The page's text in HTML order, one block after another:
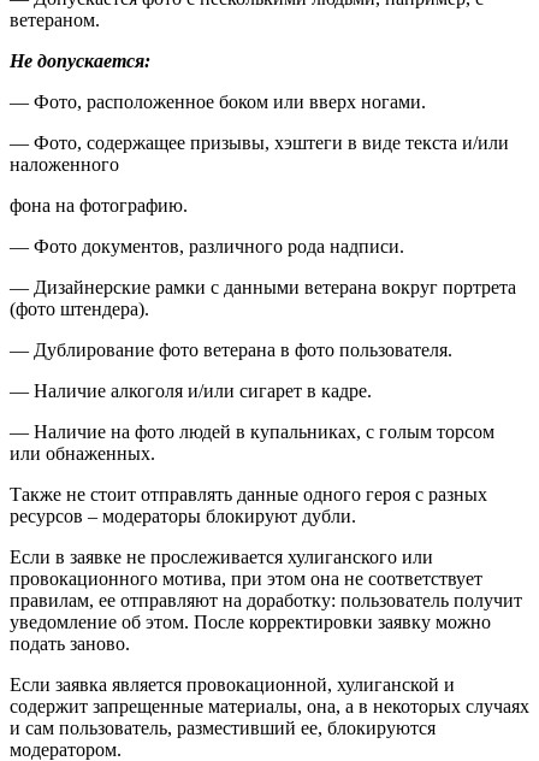
ветераном.
Не допускается:
— Фото, расположенное боком или вверх ногами.
— Фото, содержащее призывы, хэштеги в виде текста и/или
наложенного
фона на фотографию.
— Фото документов, различного рода надписи.
— Дизайнерские рамки с данными ветерана вокруг портрета
(фото штендера).
— Дублирование фото ветерана в фото пользователя.
— Наличие алкоголя и/или сигарет в кадре.
— Наличие на фото людей в купальниках, с голым торсом
или обнаженных.
Также не стоит отправлять данные одного героя с разных
ресурсов – модераторы блокируют дубли.
Если в заявке не прослеживается хулиганского или
провокационного мотива, при этом она не соответствует
правилам, ее отправляют на доработку: пользователь получит
уведомление об этом. После корректировки заявку можно
подать заново.
Если заявка является провокационной, хулиганской и
содержит запрещенные материалы, она, а в некоторых случаях
и сам пользователь, разместивший ее, блокируются
модератором.